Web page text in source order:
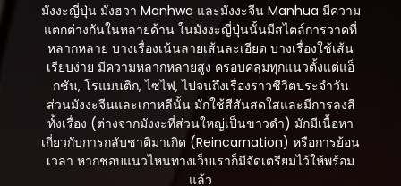
มังงะญี่ปุ่น มังฮวา Manhwa และมังงะจีน Manhua มีความ
แตกต่างกันในหลายด้าน ในมังงะญี่ปุ่นนั้นมีสไตล์การวาดที่
หลากหลาย บางเรื่องเน้นลายเส้นละเอียด บางเรื่องใช้เส้น
เรียบง่าย มีความหลากหลายสูง ครอบคลุมทุกแนวตั้งแต่แอ็
กชัน, โรแมนติก, ไซไฟ, ไปจนถึงเรื่องราวชีวิตประจำวัน
ส่วนมังงะจีนและเกาหลีนั้น มักใช้สีสันสดใสและมีการลงสี
ทั้งเรื่อง (ต่างจากมังงะที่ส่วนใหญ่เป็นขาวดำ) มักมีเนื้อหา
เกี่ยวกับการกลับชาติมาเกิด (Reincarnation) หรือการย้อน
เวลา หากชอบแนวไหนทางเว็บเราก็มีจัดเตรียมไว้ให้พร้อม
แล้ว